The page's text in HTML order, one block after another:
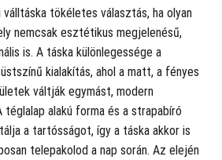
tökéletes választás, ha olyan
nemcsak esztétikus megjelenésű,
is. A táska különlegessége a
kialakítás, ahol a matt, a fényes
váltják egymást, modern
alakú forma és a strapabíró
a tartósságot, így a táska akkor is
telepakolod a nap során. Az elején